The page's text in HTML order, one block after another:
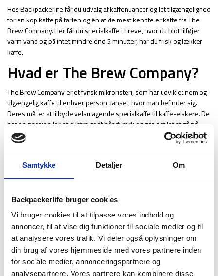
Samtykke Detaljer Om
Backpackerlife bruger cookies
Vi bruger cookies til at tilpasse vores indhold og
annoncer, til at vise dig funktioner til sociale medier og til
at analysere vores trafik. Vi deler også oplysninger om
din brug af vores hjemmeside med vores partnere inden
for sociale medier, annonceringspartnere og
analysepartnere. Vores partnere kan kombinere disse
Hos Backpackerlife får du udvalg af kaffenuancer og let tilgængelighed
for en kop kaffe på farten og én af de mest kendte er kaffe fra The
Brew Company. Her får du specialkaffe i breve, hvor du blot tilføjer
varm vand og på intet mindre end 5 minutter, har du frisk og lækker
kaffe.
Hvad er The Brew Company?
The Brew Company er et fynsk mikroristeri, som har udviklet nem og
tilgængelig kaffe til enhver person uanset, hvor man befinder sig.
Deres mål er at tilbyde velsmagende specialkaffe til kaffe-elskere. De
har en passion for et ekstra godt håndværk og gør det let at gå på
opdagelse i alverdens smage og aromaer du ikke finder andre steder.
Bæredygtighed er en prioritet
Company mange selvstændige kaffebønder og sikre ordentlige
forhold, samt gør de alt hvad de kan for at mindske CO2 aftryk ved at
benytte grøn energi og miljøvenlig indpakning.
Få inspiration hos
Backpackerlife